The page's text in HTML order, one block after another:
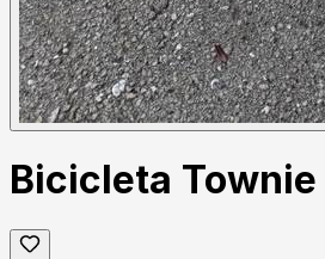
Bicicleta Townie